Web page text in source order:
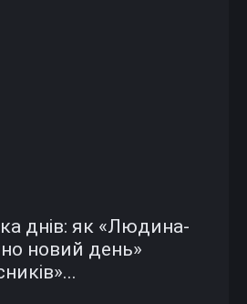
днів: як «Людина-
новий день»